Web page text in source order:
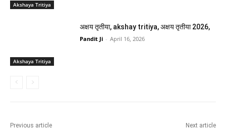
Akshaya Tritiya
Akshaya Tritiya
अक्षय तृतीया, akshay tritiya, अक्षय तृतीया 2026,
Pandit Ji - April 16, 2026
Previous article Next article